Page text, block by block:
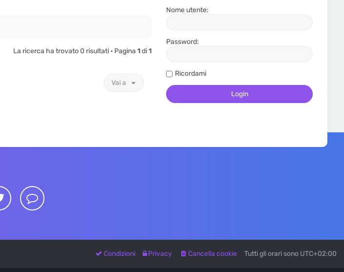
La ricerca ha trovato 0 risultati • Pagina1di1
Vai a
Nome utente:
Password:
Ricordami
Tutti gli orari sono UTC+02:00
Cancella cookie
Privacy
Condizioni